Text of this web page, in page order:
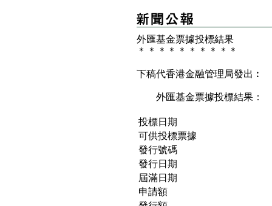
外匯基金票據投標結果
＊
＊ ＊ ＊ ＊ ＊ ＊ ＊ ＊ ＊
下稿代香港金融管理局發出︰
外匯基金票據投標結果：
投標日期
可供投標票據
發行號碼
發行日期
屆滿日期
申請額